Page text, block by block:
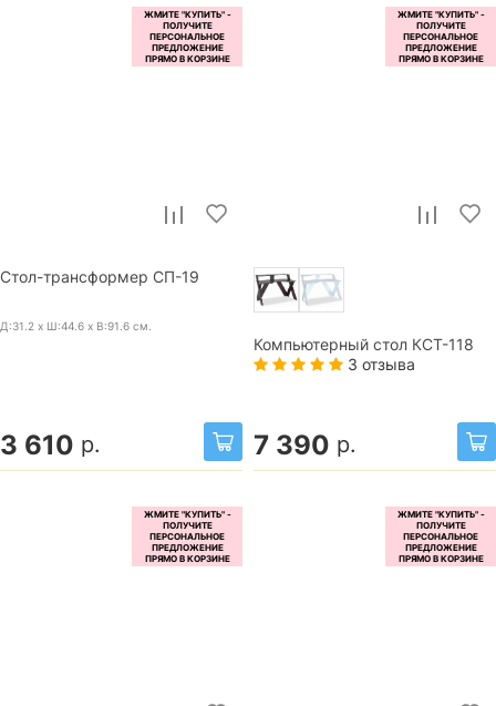
Стол-трансформер СП-19
Д:31.2 x Ш:44.6 x В:91.6 см.
3 610 р.
Компьютерный стол КСТ-118
3 отзыва
7 390 р.